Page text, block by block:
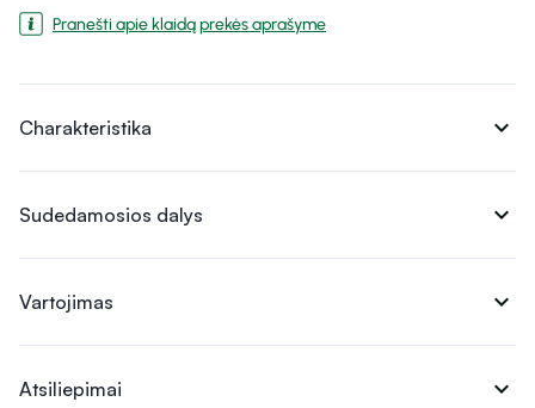
Pranešti apie klaidą prekės aprašyme
Charakteristika expand_more
Sudedamosios dalys expand_more
Vartojimas expand_more
Atsiliepimai expand_more